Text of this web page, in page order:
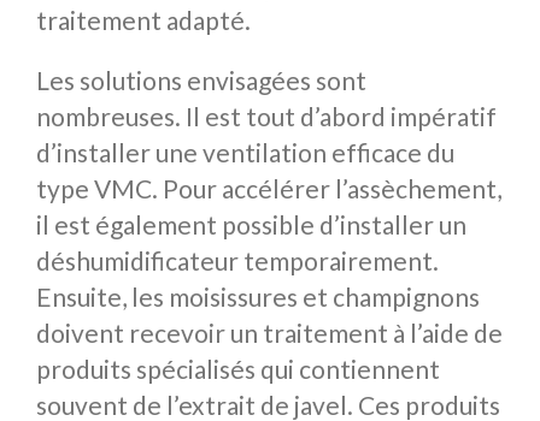
traitement adapté.
Les solutions envisagées sont
nombreuses. Il est tout d’abord impératif
d’installer une ventilation efficace du
type VMC. Pour accélérer l’assèchement,
il est également possible d’installer un
déshumidificateur temporairement.
Ensuite, les moisissures et champignons
doivent recevoir un traitement à l’aide de
produits spécialisés qui contiennent
souvent de l’extrait de javel. Ces produits